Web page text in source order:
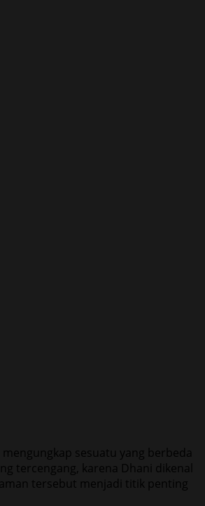
sesuatu yang berbeda
tercengang, karena Dhani dikenal
tersebut menjadi titik penting